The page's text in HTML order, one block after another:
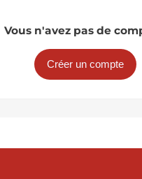
Vous n'avez pas de
Créer un compte